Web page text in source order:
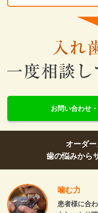
お問い合わせ
オーダ
歯の悩みから
噛む力
患者様に合